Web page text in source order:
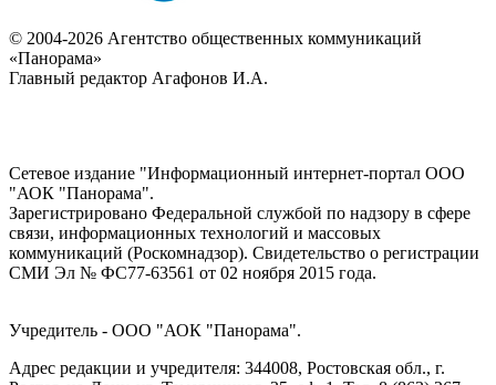
© 2004-2026 Агентство общественных коммуникаций
«Панорама»
Главный редактор Агафонов И.А.
Сетевое издание "Информационный интернет-портал ООО
"АОК "Панорама".
Зарегистрировано Федеральной службой по надзору в сфере
связи, информационных технологий и массовых
коммуникаций (Роскомнадзор). Cвидетельство о регистрации
СМИ Эл № ФС77-63561 от 02 ноября 2015 года.
Учредитель - ООО "АОК "Панорама".
Адрес редакции и учредителя: 344008, Ростовская обл., г.